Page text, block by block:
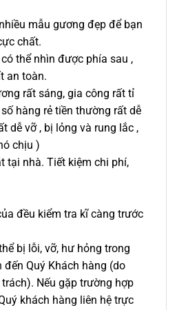
mẫu gương đẹp để bạn
chất.
thể nhìn được phía sau ,
an toàn.
rất sáng, gia công rất tỉ
hàng rẻ tiền thường rất dễ
dễ vỡ , bị lỏng và rung lắc ,
chịu )
tại nhà. Tiết kiệm chi phí,
đều kiểm tra kĩ càng trước
bị lỗi, vỡ, hư hỏng trong
Quý Khách hàng (do
Nếu gặp trường hợp
khách hàng liên hệ trực